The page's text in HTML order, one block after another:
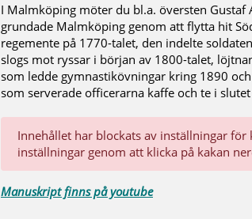
I Malmköping möter du bl.a. översten Gustaf
grundade Malmköping genom att flytta hit
regemente på 1770-talet, den indelte
slogs mot ryssar i början av 1800-talet,
som ledde gymnastikövningar kring 1890
som serverade officerarna kaffe och te i
Innehållet har blockats av inställningar för
inställningar genom att klicka på kakan
Manuskript finns på youtube